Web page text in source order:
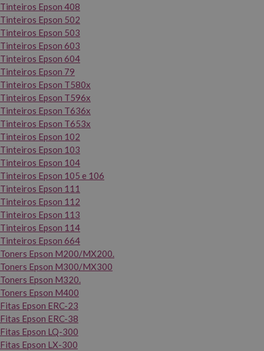
Tinteiros Epson 408
Tinteiros Epson 502
Tinteiros Epson 503
Tinteiros Epson 603
Tinteiros Epson 604
Tinteiros Epson 79
Tinteiros Epson T580x
Tinteiros Epson T596x
Tinteiros Epson T636x
Tinteiros Epson T653x
Tinteiros Epson 102
Tinteiros Epson 103
Tinteiros Epson 104
Tinteiros Epson 105 e 106
Tinteiros Epson 111
Tinteiros Epson 112
Tinteiros Epson 113
Tinteiros Epson 114
Tinteiros Epson 664
Toners Epson M200/MX200.
Toners Epson M300/MX300
Toners Epson M320.
Toners Epson M400
Fitas Epson ERC-23
Fitas Epson ERC-38
Fitas Epson LQ-300
Fitas Epson LX-300